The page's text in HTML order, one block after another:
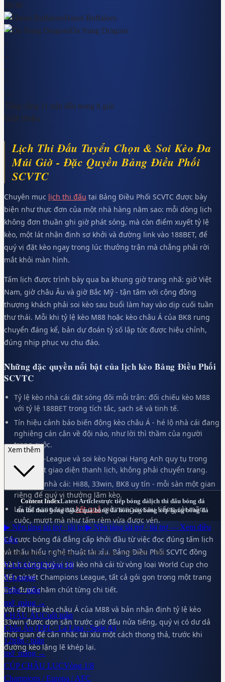
19:30
Hanoi Buffaloes
Da Nang Dragons
--
--
--
--
---
Tổng cộng 11 trận đấu trong 8 giải
Giới thiệu
Lịch Thi Đấu Tuyển Chọn & Soi Kèo Đa
Múi Giờ - Đặc Quyền Bảng Điều Phối
SCVTC
Chuyên mục lịch thi đấu tại Bảng Điều Phối SCVTC được bày
biện như thực đơn của một nhà hàng năm sao: mỗi dòng lịch
không đơn thuần ghi giờ phát sóng, mà còn điểm xuyết tỷ lệ
kèo, một lát nhận định sơ khởi và đường link vào 188BET, để
quý vị đặt kèo ngay trong lúc thưởng trận mà chẳng phải rời
mắt khỏi màn hình.
Tấm lịch được trình bày qua ba khung giờ trang nhã: giờ Việt
Nam, giờ châu Âu và giờ Bắc Mỹ - tận tâm với cộng đồng
thượng khách phải soi kèo sau buổi làm hay vào dịp cuối tuần
thư thái. Mỗi khi tỷ lệ kèo M88 hoặc kèo châu Á của BK8 rung
chuyển đáng kể, bản dự đoán tỷ số lập tức được hiệu chỉnh,
đúng nhịp phục vụ chu đáo.
Những đặc quyền nổi bật của lịch kèo Bảng Điều Phối
SCVTC
Tỷ lệ kèo nhà cái đặt sóng đôi mỗi trận: đối chiếu kèo M88
với tỷ lệ 188BET trong tích tắc, sạch sẽ và tinh tế.
Tín hiệu cảnh báo biến động kèo châu Á - hé lộ nhà cái đang
nghiêng cán cân về đội nào, như lời thì thầm của người
trong cuộc.
Soi kèo V-League và soi kèo Ngoại Hạng Anh quy tụ trong
cùng một giao diện thanh lịch, không phải chuyển trang.
Lọc theo nhà cái: Hi88, 33win, BK8 uy tín - mỗi sàn một gian
riêng để quý vị thưởng lãm kèo.
Lối tắt sang trangkết quảmở ra ngay sau tiếng còi mãn
cuộc, mượt mà như tấm rèm vừa được vén.
Cá cược bóng đá đẳng cấp khởi đầu từ việc đọc đúng tấm lịch
và thấu hiểu nghệ thuật tài xỉu. Bảng Điều Phối SCVTC đồng
hành cùng quý vị soi kèo nhà cái từ vòng loại World Cup cho
đến tứ kết Champions League, tất cả gói gọn trong một trang
lịch được chăm chút từng chi tiết.
Với dữ liệu kèo châu Á của M88 và bản nhận định tỷ lệ kèo
33win được dọn sẵn trước giờ đấu nửa tiếng, quý vị có dư dả
thời gian để cân nhắc tài xỉu một cách thong thả, trước khi
đường kèo lặng lẽ khép lại.
Xem thêm
Content IndexLatest Articlestrực tiếp bóng đálịch thi đấu bóng đá
tin thể thao bóng đákết quả bóng đá hôm naybảng xếp hạng bóng đá
▶ Nền tảng tài trợ · tài trợ▶ Nền tảng tài trợ · tài trợ — Xem điều
kiện
[ tổng_quan · 4 mảng ·28trận ]cập_nhật mỗi · 60s
V-LEAGUEVòng 18
V-League
7trận · tuần
mở_mảng →
CHÂU ÂUCuối tuần
Châu Âu (EPL · La Liga · Serie A)
12trận · tuần
mở_mảng →
CÚP CHÂU LỤCVòng 1/8
Champions / Europa / AFC